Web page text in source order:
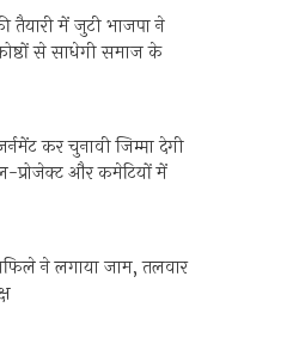
तैयारी में जुटी भाजपा ने
से साधेगी समाज के
कर चुनावी जिम्मा देगी
और कमेटियों में
ने लगाया जाम, तलवार